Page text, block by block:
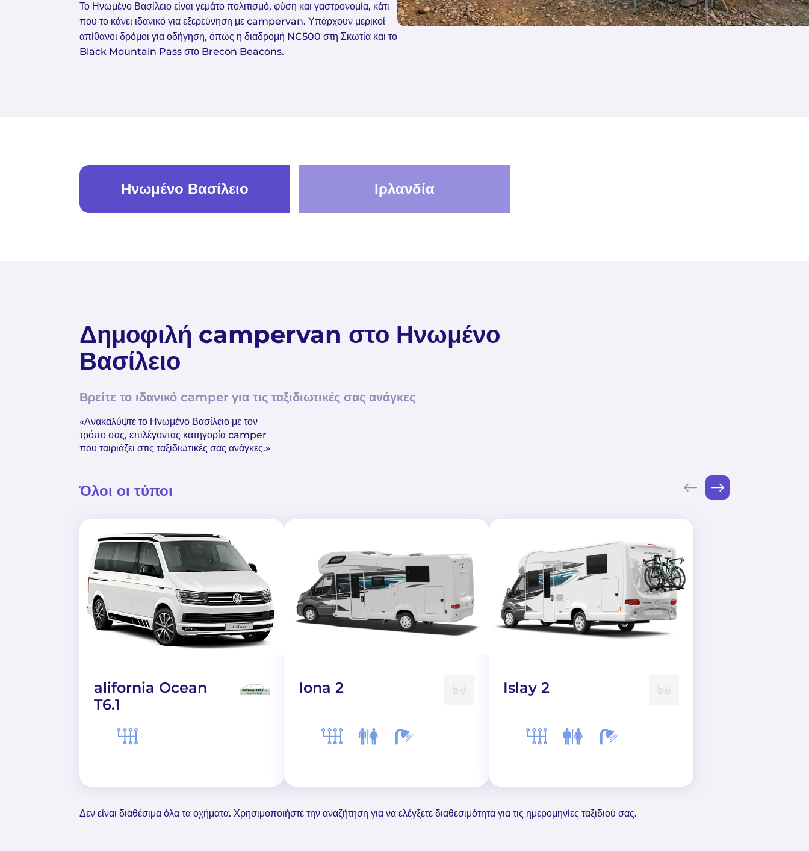
Το Ηνωμένο Βασίλειο είναι γεμάτο πολιτισμό, φύση και γαστρονομία, κάτι
που το κάνει ιδανικό για εξερεύνηση με campervan. Υπάρχουν μερικοί
απίθανοι δρόμοι για οδήγηση, όπως η διαδρομή NC500 στη Σκωτία και το
Black Mountain Pass στο Brecon Beacons.
Ηνωμένο Βασίλειο Ιρλανδία
Δημοφιλή campervan στο Ηνωμένο
Βασίλειο
Βρείτε το ιδανικό camper για τις ταξιδιωτικές σας ανάγκες
«Ανακαλύψτε το Ηνωμένο Βασίλειο με τον
τρόπο σας, επιλέγοντας κατηγορία camper
που ταιριάζει στις ταξιδιωτικές σας ανάγκες.»
Όλοι οι τύποι
alifornia Ocean
T6.1
Iona 2 Islay 2
Δεν είναι διαθέσιμα όλα τα οχήματα. Χρησιμοποιήστε την αναζήτηση για να ελέγξετε διαθεσιμότητα για τις ημερομηνίες ταξιδιού σας.